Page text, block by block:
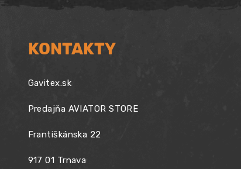
KONTAKTY
Gavitex.sk
Predajňa AVIATOR STORE
Františkánska 22
917 01 Trnava